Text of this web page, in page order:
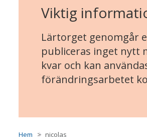
Viktig
Lärtorget genomgår
publiceras inget nytt
kvar och kan
förändringsarbetet
Hem nicolas